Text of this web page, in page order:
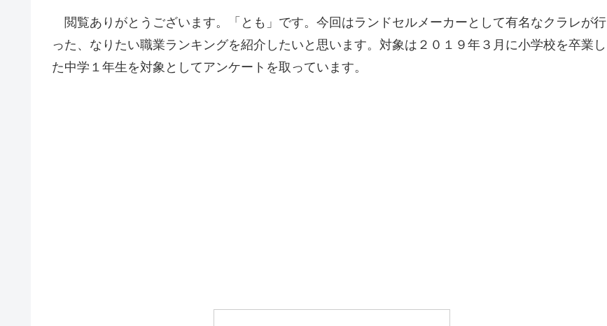
閲覧ありがとうございます。「とも」です。今回はランドセルメーカーとして有名なクラレが行
った、なりたい職業ランキングを紹介したいと思います。対象は２０１９年３月に小学校を卒業し
た中学１年生を対象としてアンケートを取っています。